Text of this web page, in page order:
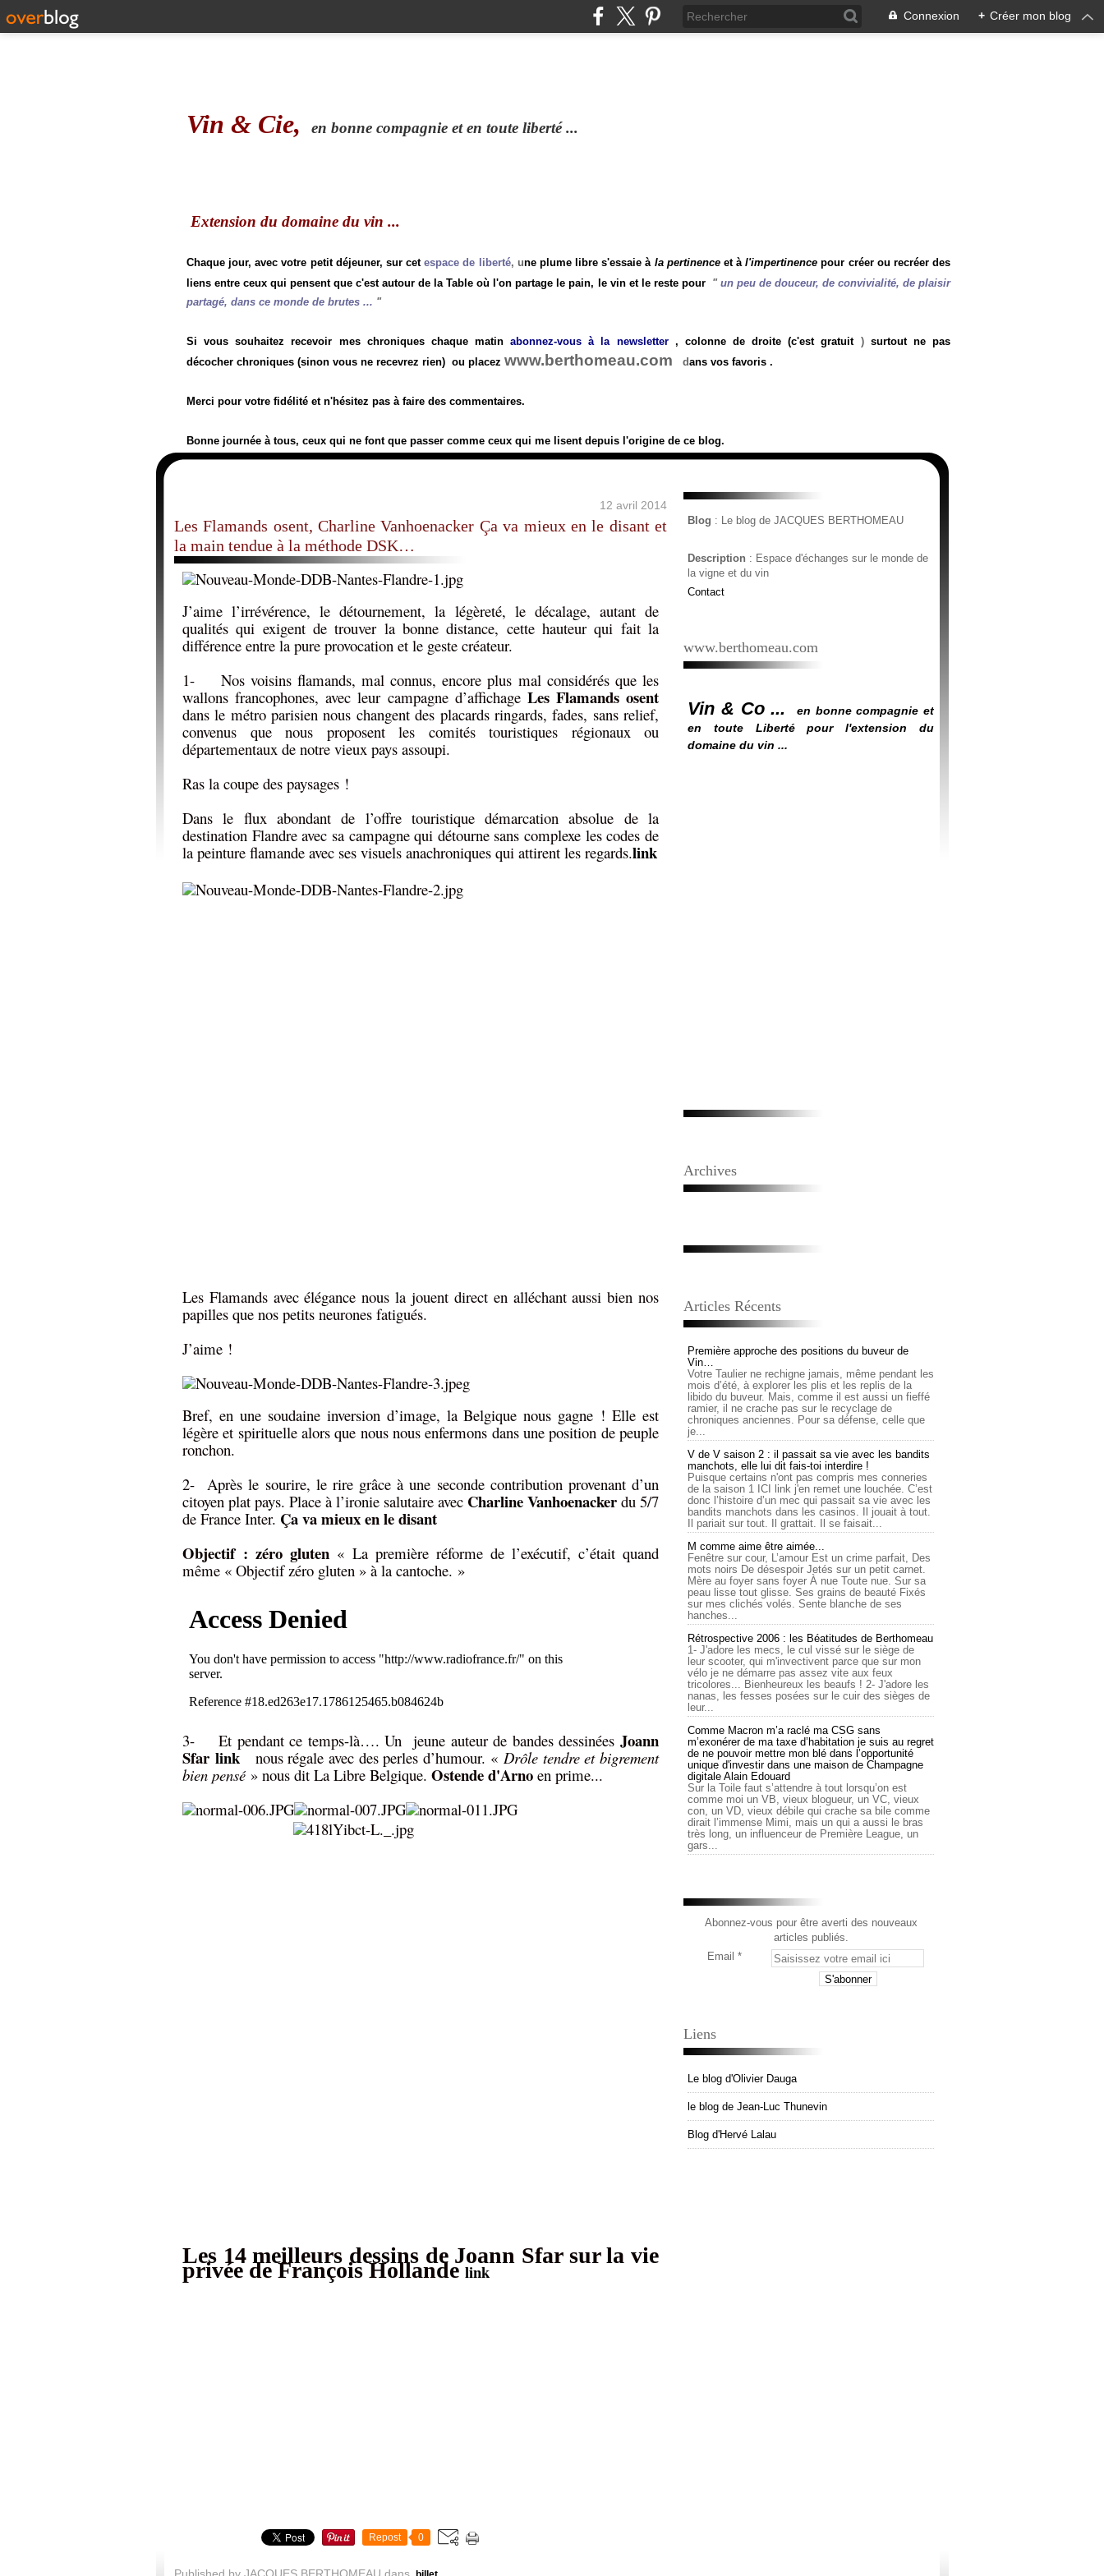
Connexion + Créer mon blog
Vin & Cie, en bonne compagnie et en toute liberté ...
Extension du domaine du vin ...
Chaque jour, avec votre petit déjeuner, sur cetespace de liberté, une plume libre s'essaie à la pertinenceet àl'impertinence pour créer ou recréer des
liens entre ceux qui pensent que c'est autour de la Table où l'on partage le pain, le vin et le reste pour "un peu de douceur, de convivialité, de plaisir
partagé, dans ce monde de brutes ... "
Si vous souhaitez recevoir mes chroniques chaque matinabonnez-vous à la newsletter, colonne de droite (c'est gratuit) surtout ne pas
décocher chroniques (sinon vous ne recevrez rien) ou placez www.berthomeau.com dans vos favoris .
Merci pour votre fidélité et n'hésitez pas à faire des commentaires.
Bonne journée à tous, ceux qui ne font que passer comme ceux qui me lisent depuis l'origine de ce blog.
12 avril 2014
Les Flamands osent, Charline Vanhoenacker Ça va mieux en le disant et
la main tendue à la méthode DSK…
J’aime l’irrévérence, le détournement, la légèreté, le décalage, autant de
qualités qui exigent de trouver la bonne distance, cette hauteur qui fait la
différence entre la pure provocation et le geste créateur.
1- Nos voisins flamands, mal connus, encore plus mal considérés que les
wallons francophones, avec leur campagne d’affichage Les Flamands osent
dans le métro parisien nous changent des placards ringards, fades, sans relief,
convenus que nous proposent les comités touristiques régionaux ou
départementaux de notre vieux pays assoupi.
Ras la coupe des paysages !
Dans le flux abondant de l’offre touristique démarcation absolue de la
destination Flandre avec sa campagne qui détourne sans complexe les codes de
la peinture flamande avec ses visuels anachroniques qui attirent les regards.link
Les Flamands avec élégance nous la jouent direct en alléchant aussi bien nos
papilles que nos petits neurones fatigués.
J’aime !
Bref, en une soudaine inversion d’image, la Belgique nous gagne ! Elle est
légère et spirituelle alors que nous nous enfermons dans une position de peuple
ronchon.
2- Après le sourire, le rire grâce à une seconde contribution provenant d’un
citoyen plat pays. Place à l’ironie salutaire avec Charline Vanhoenacker du 5/7
de France Inter. Ça va mieux en le disant
Objectif : zéro gluten « La première réforme de l’exécutif, c’était quand
même « Objectif zéro gluten » à la cantoche. »
3- Et pendant ce temps-là…. Un jeune auteur de bandes dessinées Joann
Sfar link nous régale avec des perles d’humour. «Drôle tendre et bigrement
bien pensé » nous dit La Libre Belgique. Ostende d'Arno en prime...
Les 14 meilleurs dessins de Joann Sfar sur la vie
privée de François Hollandelink
Repost 0
Published by JACQUES BERTHOMEAU dans
Blog : Le blog de JACQUES BERTHOMEAU
Description : Espace d'échanges sur le monde de
la vigne et du vin
Contact
www.berthomeau.com
Vin & Co ...
en bonne compagnie et
en toute Liberté pour l'extension du
domaine du vin ...
Archives
Articles Récents
Première approche des positions du buveur de
Vin…
Votre Taulier ne rechigne jamais, même pendant les
mois d’été, à explorer les plis et les replis de la
libido du buveur. Mais, comme il est aussi un fieffé
ramier, il ne crache pas sur le recyclage de
chroniques anciennes. Pour sa défense, celle que
je...
V de V saison 2 : il passait sa vie avec les bandits
manchots, elle lui dit fais-toi interdire !
Puisque certains n'ont pas compris mes conneries
de la saison 1 ICI link j'en remet une louchée. C’est
donc l’histoire d’un mec qui passait sa vie avec les
bandits manchots dans les casinos. Il jouait à tout.
Il pariait sur tout. Il grattait. Il se faisait...
M comme aime être aimée...
Fenêtre sur cour, L’amour Est un crime parfait, Des
mots noirs De désespoir Jetés sur un petit carnet.
Mère au foyer sans foyer À nue Toute nue. Sur sa
peau lisse tout glisse. Ses grains de beauté Fixés
sur mes clichés volés. Sente blanche de ses
hanches...
Rétrospective 2006 : les Béatitudes de Berthomeau
1- J'adore les mecs, le cul vissé sur le siège de
leur scooter, qui m'invectivent parce que sur mon
vélo je ne démarre pas assez vite aux feux
tricolores... Bienheureux les beaufs ! 2- J'adore les
nanas, les fesses posées sur le cuir des sièges de
leur...
Comme Macron m’a raclé ma CSG sans
m’exonérer de ma taxe d’habitation je suis au regret
de ne pouvoir mettre mon blé dans l’opportunité
unique d'investir dans une maison de Champagne
digitale Alain Edouard
Sur la Toile faut s’attendre à tout lorsqu’on est
comme moi un VB, vieux blogueur, un VC, vieux
con, un VD, vieux débile qui crache sa bile comme
dirait l’immense Mimi, mais un qui a aussi le bras
très long, un influenceur de Première League, un
gars...
Abonnez-vous pour être averti des nouveaux
articles publiés.
Email
Liens
Le blog d'Olivier Dauga
le blog de Jean-Luc Thunevin
Blog d'Hervé Lalau